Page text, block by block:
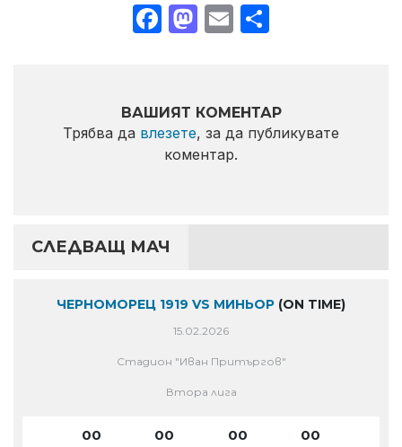
Facebook
Mastodon
Email
ВАШИЯТ КОМЕНТАР
Трябва да влезете, за да публикувате
коментар.
СЛЕДВАЩ МАЧ
ЧЕРНОМОРЕЦ 1919 VS МИНЬОР (ON TIME)
15.02.2026
Стадион "Иван Притъргов"
Втора лига
00 00 00 00